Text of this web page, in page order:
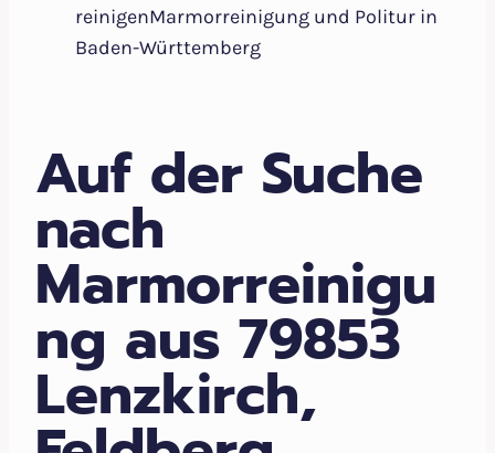
reinigenMarmorreinigung und Politur in
Baden-Württemberg
Auf der Suche
nach
Marmorreinigu
ng aus 79853
Lenzkirch,